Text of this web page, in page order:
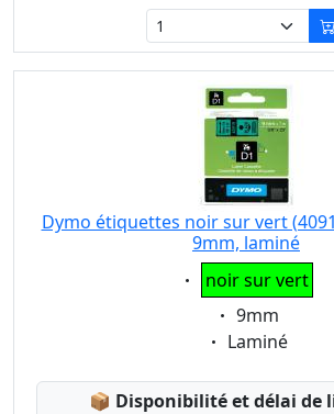
Dymo étiquettes noir sur vert
9mm, laminé
Eigenschaft:
noir sur vert
Eigenschaft:
9mm
Eigenschaft:
Laminé
📦 Lagerstatus:
Disponibilité et délai de